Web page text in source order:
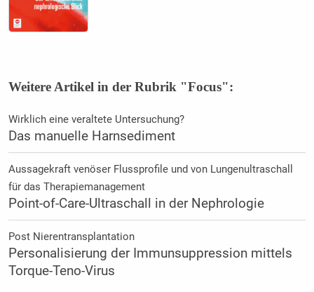
Weitere Artikel in der Rubrik "Focus":
Wirklich eine veraltete Untersuchung?
Das manuelle Harnsediment
Aussagekraft venöser Flussprofile und von Lungenultraschall
für das Therapiemanagement
Point-of-Care-Ultraschall in der Nephrologie
Post Nierentransplantation
Personalisierung der Immunsuppression mittels
Torque-Teno-Virus